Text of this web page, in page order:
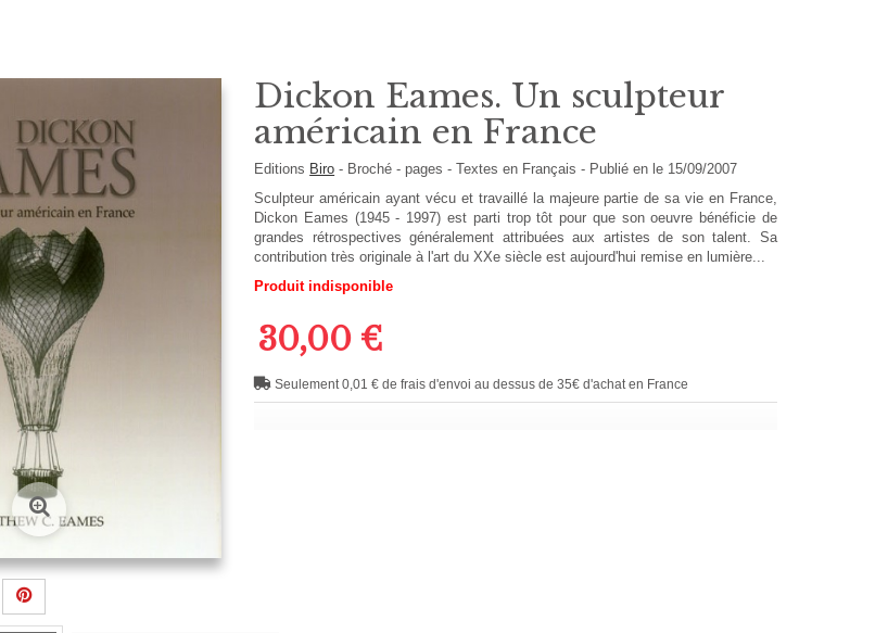
Dickon Eames. Un sculpteur
américain en France
Editions Biro - Broché- pages -Textes en Français- Publié en le 15/09/2007
Sculpteur américain ayant vécu et travaillé la majeure partie de sa vie en France,
Dickon Eames (1945 - 1997) est parti trop tôt pour que son oeuvre bénéficie de
grandes rétrospectives généralement attribuées aux artistes de son talent. Sa
contribution très originale à l'art du XXe siècle est aujourd'hui remise en lumière...
Produit indisponible
30,00 €
Seulement 0,01 € de frais d'envoi au dessus de 35€ d'achat en France